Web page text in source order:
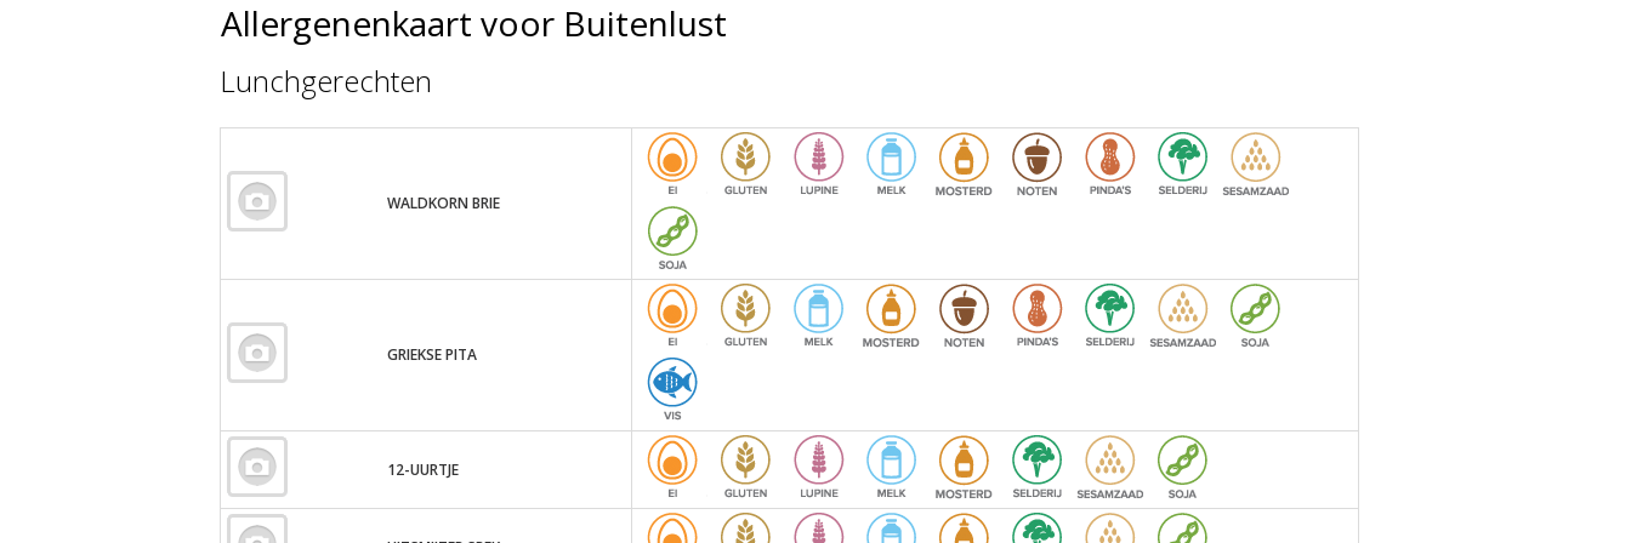
Allergenenkaart voor Buitenlust
Lunchgerechten
WALDKORN BRIE
GRIEKSE PITA
12-UURTJE